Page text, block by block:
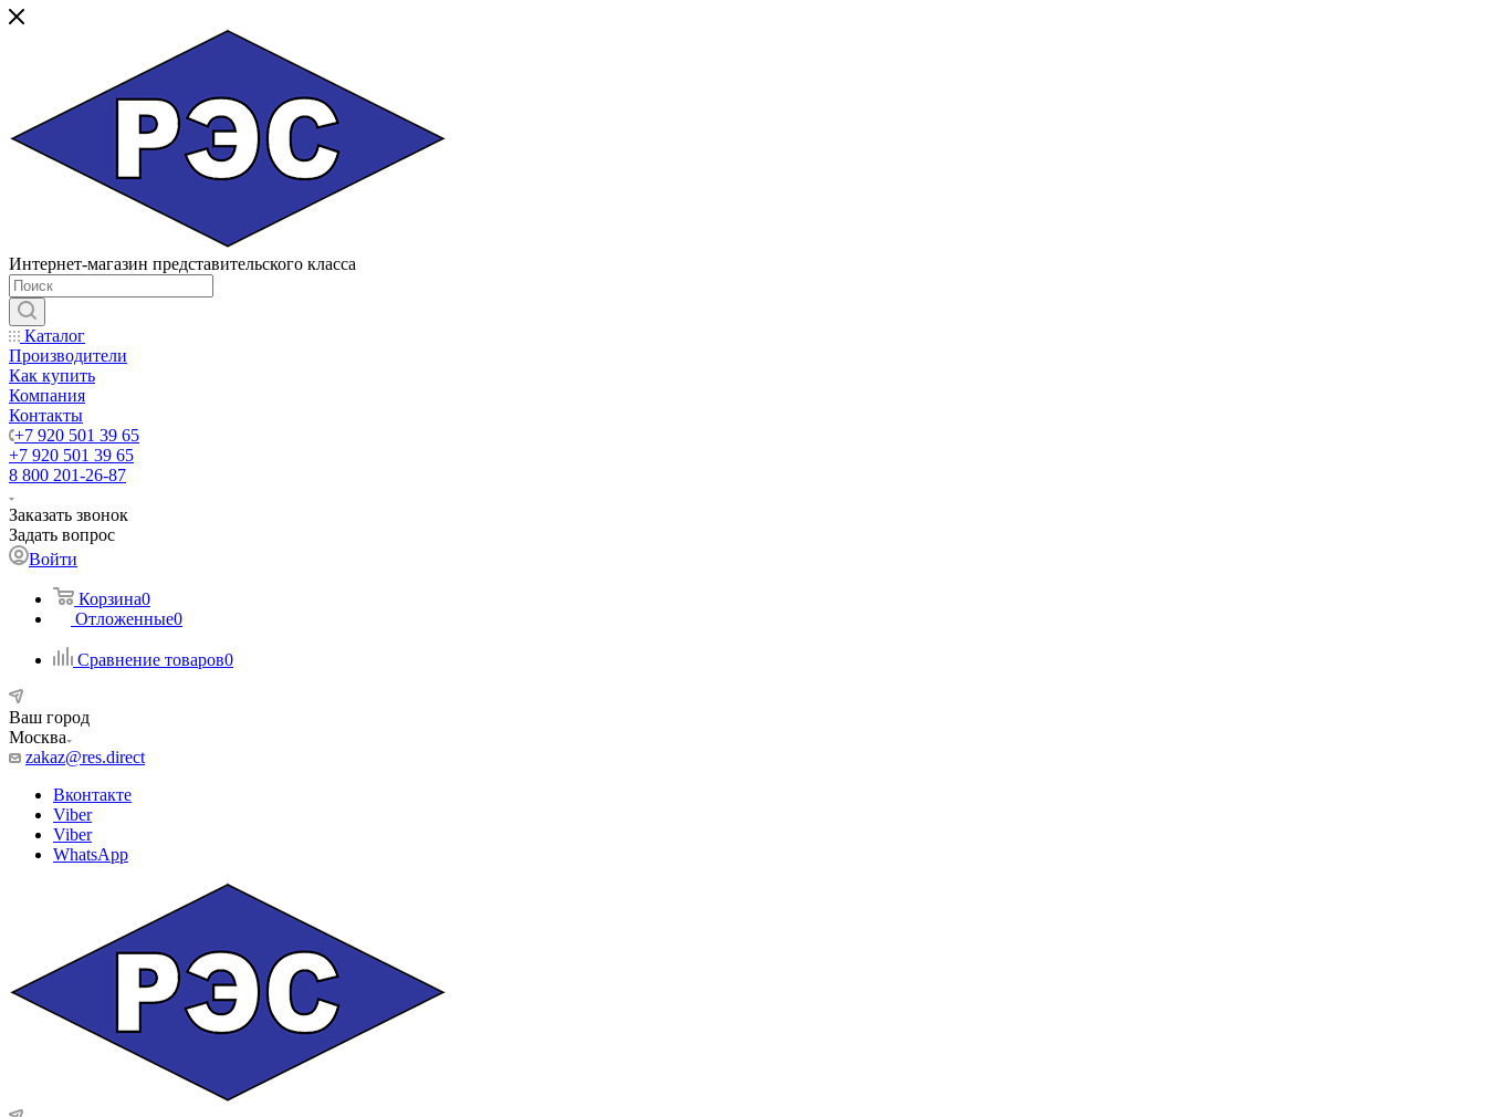
Интернет-магазин представительского класса
Каталог
Производители
Как купить
Компания
Контакты
+7 920 501 39 65
+7 920 501 39 65
8 800 201-26-87
Заказать звонок
Задать вопрос
Войти
Корзина0
Отложенные0
Сравнение товаров0
Ваш город
Москва
zakaz@res.direct
Вконтакте
Viber
Viber
WhatsApp